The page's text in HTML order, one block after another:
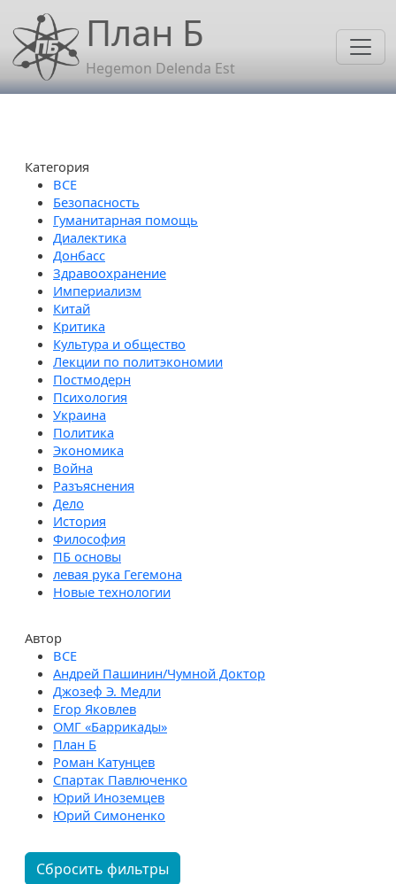
Перейти к основному содержанию
План Б
Hegemon Delenda Est
Категория
Безопасность
Гуманитарная помощь
Диалектика
Донбасс
Здравоохранение
Империализм
Китай
Критика
Культура и общество
Лекции по политэкономии
Постмодерн
Психология
Украина
Политика
Экономика
Война
Разъяснения
Дело
История
Философия
ПБ основы
левая рука Гегемона
Новые технологии
Автор
Андрей Пашинин/Чумной Доктор
Джозеф Э. Медли
Егор Яковлев
ОМГ «Баррикады»
План Б
Роман Катунцев
Спартак Павлюченко
Юрий Иноземцев
Юрий Симоненко
Сбросить фильтры